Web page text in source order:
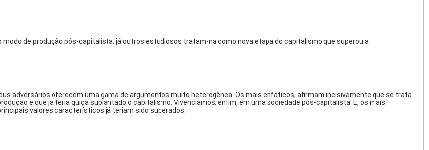
de produção pós-capitalista, já outros estudiosos tratam-na como nova etapa do capitalismo que superou a
adversários oferecem uma gama de argumentos muito heterogênea. Os mais enfáticos, afirmam incisivamente que se trata
e que já teria quiçá suplantado o capitalismo. Vivenciamos, enfim, em uma sociedade pós-capitalista. E, os mais
valores característicos já teriam sido superados.